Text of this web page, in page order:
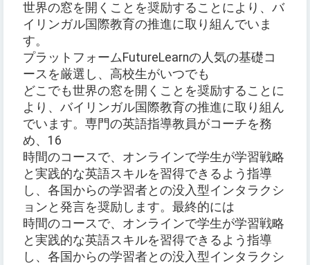
世界の窓を開くことを奨励することにより、バ
イリンガル国際教育の推進に取り組んでいま
す。
プラットフォームFutureLearnの人気の基礎コ
ースを厳選し、高校生がいつでも
どこでも世界の窓を開くことを奨励することに
より、バイリンガル国際教育の推進に取り組ん
でいます。専門の英語指導教員がコーチを務
め、16
時間のコースで、オンラインで学生が学習戦略
と実践的な英語スキルを習得できるよう指導
し、各国からの学習者との没入型インタラクシ
ョンと発言を奨励します。最終的には
時間のコースで、オンラインで学生が学習戦略
と実践的な英語スキルを習得できるよう指導
し、各国からの学習者との没入型インタラクシ